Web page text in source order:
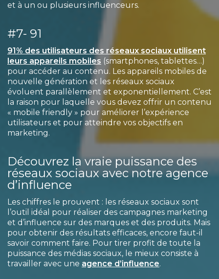
et à un ou plusieurs influenceurs.
#7- 91
91% des utilisateurs des réseaux sociaux utilisent
leurs appareils mobiles (smartphones, tablettes…)
pour accéder au contenu. Les appareils mobiles de
nouvelle génération et les réseaux sociaux
évoluent parallèlement et exponentiellement. C’est
la raison pour laquelle vous devez offrir un contenu
« mobile friendly » pour améliorer l’expérience
utilisateurs et pour atteindre vos objectifs en
marketing.
Découvrez la vraie puissance des
réseaux sociaux avec notre agence
d’influence
Les chiffres le prouvent : les réseaux sociaux sont
l’outil idéal pour réaliser des campagnes marketing
et d’influence sur des marques et des produits. Mais
pour obtenir des résultats efficaces, encore faut-il
savoir comment faire. Pour tirer profit de toute la
puissance des médias sociaux, le mieux consiste à
travailler avec une agence d’influence.